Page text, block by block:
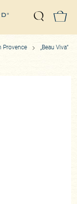
Suche
Provence
„Beau Viva“